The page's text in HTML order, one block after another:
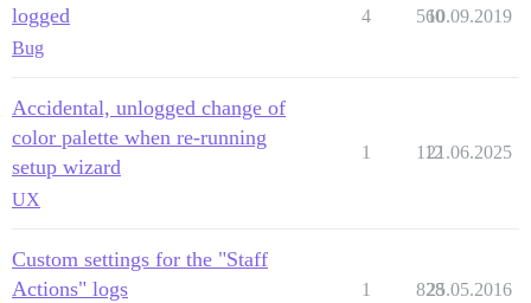
logged
Bug
4 560
10.09.2019
Accidental, unlogged change of
color palette when re-running
setup wizard
UX
1 112
21.06.2025
Custom settings for the "Staff
Actions" logs
1 828
25.05.2016